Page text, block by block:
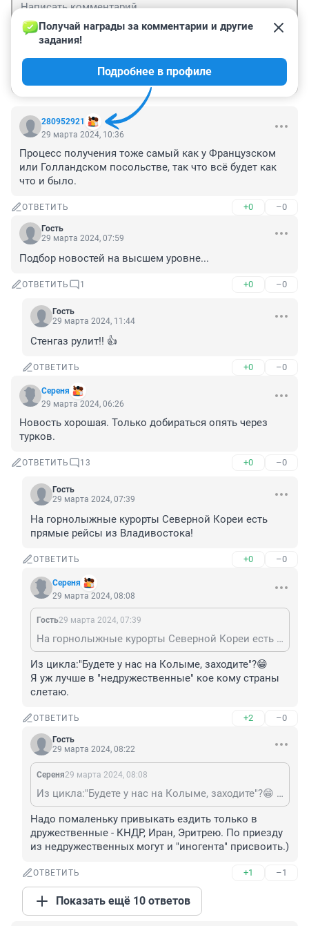
280952921
Получай награды за комментарии и другие
задания!
Подробнее в профиле
29 марта 2024, 10:36
Процесс получения тоже самый как у Французском
или Голландском посольстве, так что всё будет как
что и было.
ОТВЕТИТЬ +0 –0
Гость
29 марта 2024, 07:59
Подбор новостей на высшем уровне...
ОТВЕТИТЬ 1 +0 –0
Гость
29 марта 2024, 11:44
Стенгаз рулит!! 👍
ОТВЕТИТЬ +0 –0
Сереня
29 марта 2024, 06:26
Новость хорошая. Только добираться опять через
турков.
ОТВЕТИТЬ 13 +0 –0
Гость
29 марта 2024, 07:39
На горнолыжные курорты Северной Кореи есть
прямые рейсы из Владивостока!
ОТВЕТИТЬ +0 –0
Сереня
29 марта 2024, 08:08
Гость29 марта 2024, 07:39
На горнолыжные курорты Северной Кореи есть прямые рейсы из Владивостока!
Из цикла:"Будете у нас на Колыме, заходите"?😁
Я уж лучше в "недружественные" кое кому страны
слетаю.
ОТВЕТИТЬ +2 –0
Гость
29 марта 2024, 08:22
Сереня29 марта 2024, 08:08
Из цикла:"Будете у нас на Колыме, заходите"?😁 Я уж лучше в "недружественные" кое кому страны слетаю.
Надо помаленьку привыкать ездить только в
дружественные - КНДР, Иран, Эритрею. По приезду
из недружественных могут и "иногента" присвоить.)
ОТВЕТИТЬ +1 –1
Показать ещё 10 ответов